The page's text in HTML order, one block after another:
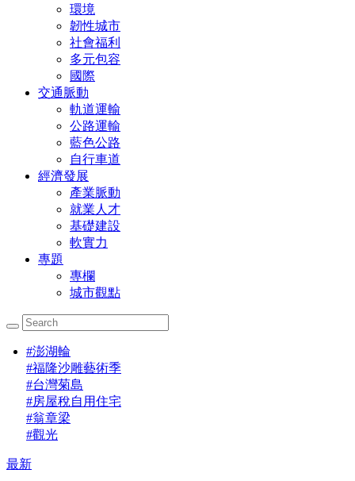
環境
韌性城市
社會福利
多元包容
國際
交通脈動
軌道運輸
公路運輸
藍色公路
自行車道
經濟發展
產業脈動
就業人才
基礎建設
軟實力
專題
專欄
城市觀點
#澎湖輪
#福隆沙雕藝術季
#台灣菊島
#房屋稅自用住宅
#翁章梁
#觀光
最新